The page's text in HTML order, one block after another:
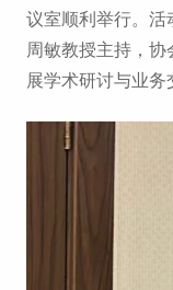
人才培养
招生就业
议室顺利举行。活
周敏教授主持，
展学术研讨与业务